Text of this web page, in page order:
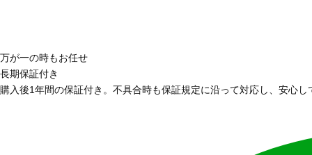
万が一の時もお任せ
長期保証付き
購入後1年間の保証付き。不具合時も保証規定に沿って対応し、安心